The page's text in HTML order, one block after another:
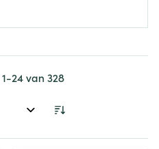
1-24van328